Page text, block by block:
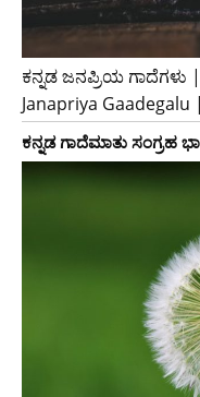
ಕನ್ನಡ ಜನಪ್ರಿಯ ಗಾದೆಗಳು
Janapriya
ಕನ್ನಡ ಗಾದೆಮಾತು ಸಂಗ್ರಹ